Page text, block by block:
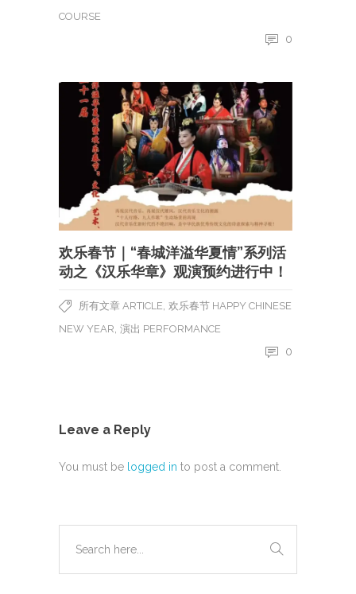
COURSE
0
欢乐春节｜“春城洋溢华夏情”系列活
动之《汉乐华章》观演预约进行中！
所有文章 ARTICLE 欢乐春节 HAPPY CHINESE
NEW YEAR 演出 PERFORMANCE
0
Leave a Reply
You must be logged in to post a comment.